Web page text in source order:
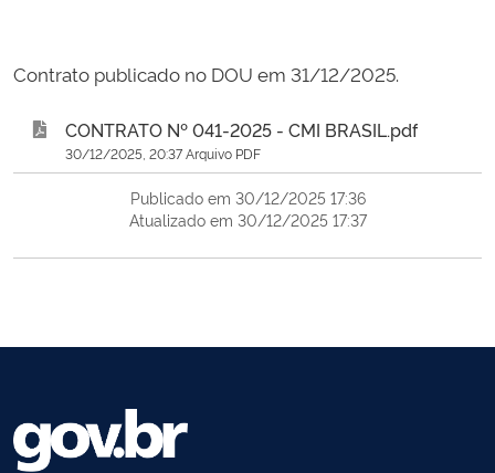
Contrato publicado no DOU em 31/12/2025.
CONTRATO Nº 041-2025 - CMI BRASIL.pdf
30/12/2025, 20:37 Arquivo PDF
Publicado em 30/12/2025 17:36
Atualizado em 30/12/2025 17:37